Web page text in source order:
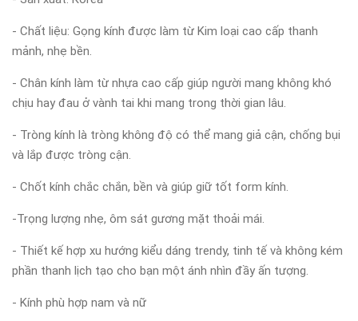
- Chất liệu: Gọng kính được làm từ Kim loại cao cấp thanh
mảnh, nhẹ bền.
- Chân kính làm từ nhựa cao cấp giúp người mang không khó
chịu hay đau ở vành tai khi mang trong thời gian lâu.
- Tròng kính là tròng không độ có thể mang giả cận, chống bụi
và lắp được tròng cận.
- Chốt kính chắc chắn, bền và giúp giữ tốt form kính.
-Trọng lượng nhẹ, ôm sát gương mặt thoải mái.
- Thiết kế hợp xu hướng kiểu dáng trendy, tinh tế và không kém
phần thanh lịch tạo cho bạn một ánh nhìn đầy ấn tượng.
- Kính phù hợp nam và nữ